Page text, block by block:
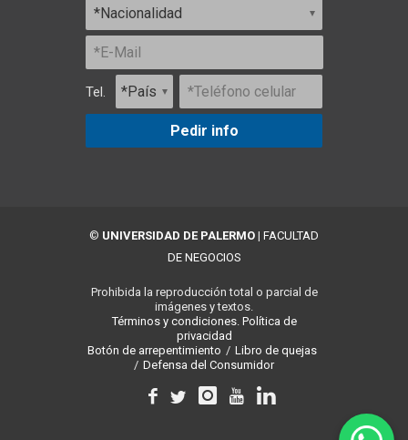
Tel.
Pedir info
© UNIVERSIDAD DE PALERMO | FACULTAD
DE NEGOCIOS
Prohibida la reproducción total o parcial de
imágenes y textos.
Términos y condiciones. Política de
privacidad
Botón de arrepentimiento / Libro de quejas
/ Defensa del Consumidor